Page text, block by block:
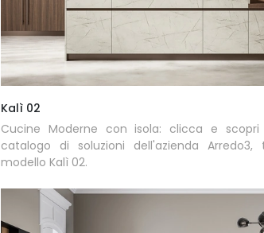
Kalì 02
Cucine Moderne con isola: clicca e
catalogo di soluzioni dell'azienda
modello Kalì 02.